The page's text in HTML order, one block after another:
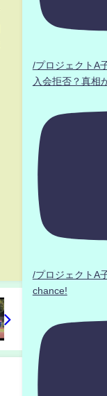
/プロジェクト
入会拒否？真相
/プロジェクトA
chance!